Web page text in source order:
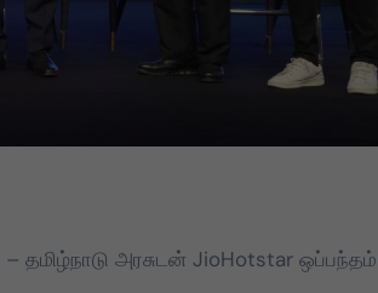
தமிழ்நாடு அரசுடன் JioHotstar